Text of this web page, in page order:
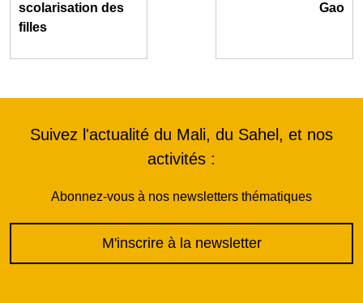
scolarisation des
filles
Gao
Suivez l'actualité du Mali, du Sahel, et nos
activités :
Abonnez-vous à nos newsletters thématiques
M'inscrire à la newsletter